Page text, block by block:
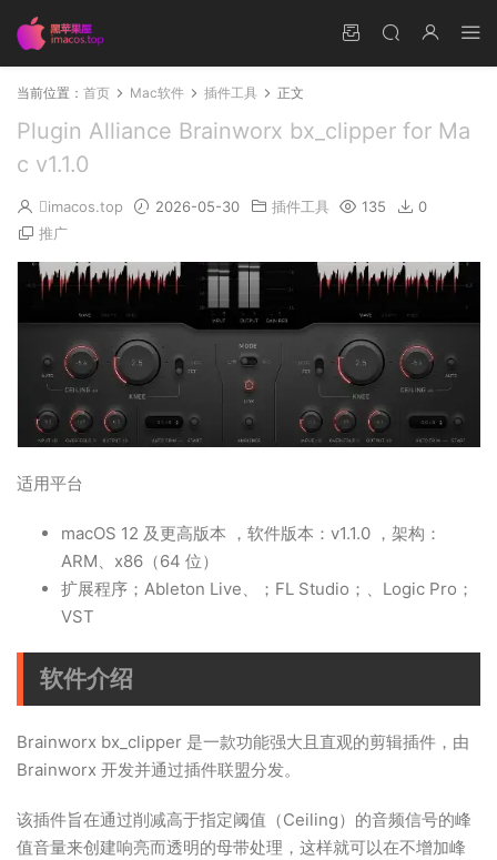
当前位置： 首页 Mac软件 插件工具 正文
Plugin Alliance Brainworx bx_clipper for Ma
c v1.1.0
imacos.top 2026-05-30 插件工具 135
0
推广
适用平台
macOS 12 及更高版本 ，软件版本：v1.1.0 ，架构：
ARM、x86（64 位）
扩展程序；Ableton Live、；FL Studio；、Logic Pro；
VST
软件介绍
Brainworx bx_clipper 是一款功能强大且直观的剪辑插件，由
Brainworx 开发并通过插件联盟分发。
该插件旨在通过削减高于指定阈值（Ceiling）的音频信号的峰
值音量来创建响亮而透明的母带处理，这样就可以在不增加峰